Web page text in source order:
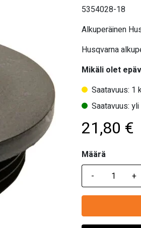
5354028-18
Alkuperäinen
Husqvarna
Mikäli olet
Saatavuus: 1
Saatavuus:
21,80 €
Määrä
Määrä